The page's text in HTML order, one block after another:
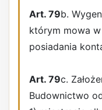
Art. 79b.
którym mowa
posiadania
Art. 79c.
Budownictwo